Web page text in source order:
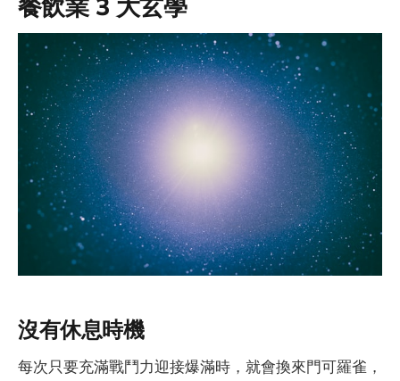
餐飲業 3 大玄學
沒有休息時機
每次只要充滿戰鬥力迎接爆滿時，就會換來門可羅雀，